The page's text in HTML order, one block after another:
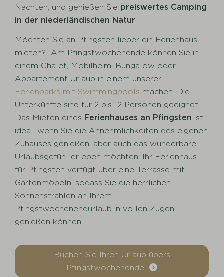
Nächten, und genießen Sie preiswertes Camping
in der niederländischen Natur.
Möchten Sie an Pfingsten lieber ein Ferienhaus
mieten? Am Pfingstwochenende können Sie in
einem Chalet, Mobilheim, Bungalow oder
Appartement Urlaub in einem unserer
Ferienparks mit Swimmingpools machen. Die
Unterkünfte sind für 2 bis 12 Personen geeignet.
Das Mieten eines Ferienhauses an Pfingsten ist
ideal, wenn Sie die Annehmlichkeiten des eigenen
Zuhauses genießen, aber auch das wunderbare
Urlaubsgefühl erleben möchten. Ihr Ferienhaus
für Pfingsten verfügt über eine Terrasse mit
Gartenmöbeln, sodass Sie die herrlichen
Sonnenstrahlen an Ihrem
Pfingstwochenendurlaub in vollen Zügen
genießen können.
Buchen Sie Ihren Urlaub übers
Pfingstwochenende